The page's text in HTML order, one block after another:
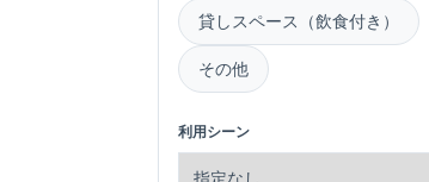
貸しスペース（飲食付き）
その他
利用シーン